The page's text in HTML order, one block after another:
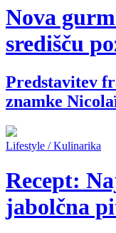
Nova
središču
Predstavitev
znamke
Lifestyle / Kulinarika
Recept:
jabolčna